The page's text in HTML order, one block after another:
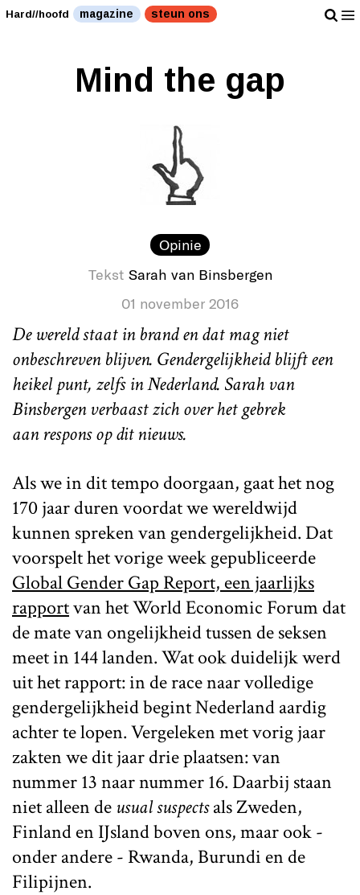
Hard//hoofd magazine steun ons
Mind the gap
Opinie
Tekst Sarah van Binsbergen
01 november 2016
De wereld staat in brand en dat mag niet
onbeschreven blijven. Gendergelijkheid blijft een
heikel punt, zelfs in Nederland. Sarah van
Binsbergen verbaast zich over het gebrek
aan respons op dit nieuws.
Als we in dit tempo doorgaan, gaat het nog
170 jaar duren voordat we wereldwijd
kunnen spreken van gendergelijkheid. Dat
voorspelt het vorige week gepubliceerde
Global Gender Gap Report, een jaarlijks
rapportvan het World Economic Forum dat
de mate van ongelijkheid tussen de seksen
meet in 144 landen. Wat ook duidelijk werd
uit het rapport: in de race naar volledige
gendergelijkheid begint Nederland aardig
achter te lopen. Vergeleken met vorig jaar
zakten we dit jaar drie plaatsen: van
nummer 13 naar nummer 16. Daarbij staan
niet alleen de usual suspectsals Zweden,
Finland en IJsland boven ons, maar ook -
onder andere - Rwanda, Burundi en de
Filipijnen.